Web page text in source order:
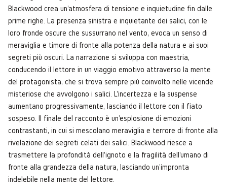
Blackwood crea un'atmosfera di tensione e inquietudine fin dalle
prime righe. La presenza sinistra e inquietante dei salici, con le
loro fronde oscure che sussurrano nel vento, evoca un senso di
meraviglia e timore di fronte alla potenza della natura e ai suoi
segreti più oscuri. La narrazione si sviluppa con maestria,
conducendo il lettore in un viaggio emotivo attraverso la mente
del protagonista, che si trova sempre più coinvolto nelle vicende
misteriose che avvolgono i salici. L'incertezza e la suspense
aumentano progressivamente, lasciando il lettore con il fiato
sospeso. Il finale del racconto è un'esplosione di emozioni
contrastanti, in cui si mescolano meraviglia e terrore di fronte alla
rivelazione dei segreti celati dei salici. Blackwood riesce a
trasmettere la profondità dell'ignoto e la fragilità dell'umano di
fronte alla grandezza della natura, lasciando un'impronta
indelebile nella mente del lettore.